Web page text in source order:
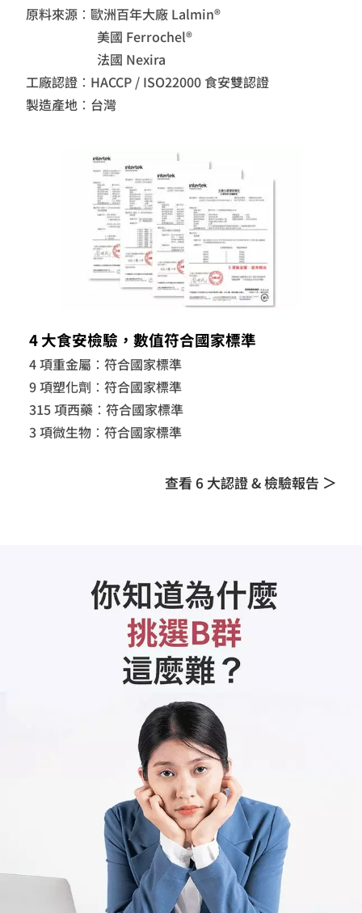
原料來源：歐洲百年大廠 Lalmin®
美國 Ferrochel®
法國 Nexira
工廠認證：HACCP / ISO22000 食安雙認證
製造產地：台灣
4 大食安檢驗，數值符合國家標準
4 項重金屬：符合國家標準
9 項塑化劑：符合國家標準
315 項西藥：符合國家標準
3 項微生物：符合國家標準
查看 6 大認證 & 檢驗報告 ＞